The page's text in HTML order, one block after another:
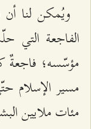
ويُمكن لنا
الفاجعة التي
مؤسّسه؛ فاجعةٌ
مسير الإسلام
مئات ملايين